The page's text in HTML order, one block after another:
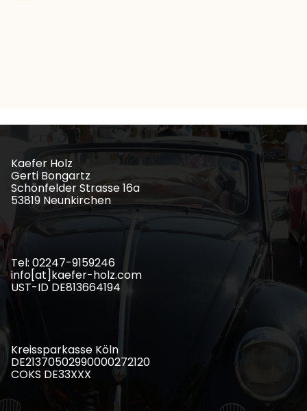
Kaefer Holz
Gerti Bongartz
Schönfelder Strasse 16a
53819 Neunkirchen
Tel: 02247-9159246
info[at]kaefer-holz.com
UST-ID DE813664194
Kreissparkasse Köln
DE21370502990000272120
COKS DE33XXX